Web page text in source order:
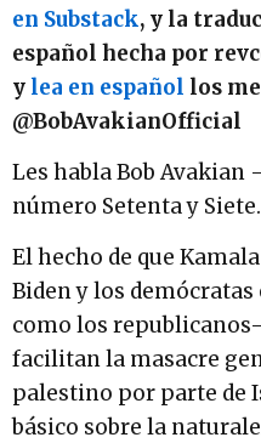
en Substack, y la
español hecha por
y lea en español los
@BobAvakianOfficial
Les habla Bob Avakian
número Setenta y Siete.
El hecho de que
Biden y los
como los
facilitan la masacre
palestino por parte de
básico sobre la